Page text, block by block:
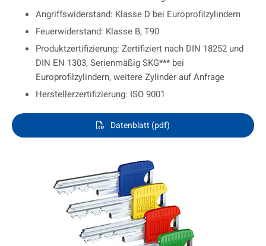
Angriffswiderstand: Klasse D bei Europrofilzylindern
Feuerwiderstand: Klasse B, T90
Produktzertifizierung: Zertifiziert nach DIN 18252 und
DIN EN 1303, Serienmäßig SKG*** bei
Europrofilzylindern, weitere Zylinder auf Anfrage
Herstellerzertifizierung: ISO 9001
Datenblatt (pdf)